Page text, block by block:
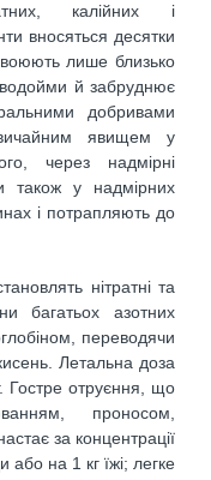
калійних і
вносяться десятки
лише близько
й забруднює
добривами
явищем у
через надмірні
також у надмірних
і потрапляють до
нітратні та
багатьох азотних
переводячи
Летальна доза
Гостре отруєння, що
проносом,
за концентрації
або на 1 кг їжі; легке